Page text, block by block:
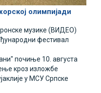
олимпијади
музике (ВИДЕО)
фестивал
почиње 10. августа
кроз изложбе
у МСУ Српске